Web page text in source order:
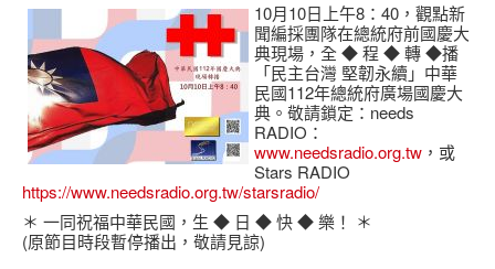
10月10日上午8：40，觀點新
聞編採團隊在總統府前國慶大
典現場，全 ◆ 程 ◆ 轉 ◆播
「民主台灣 堅韌永續」中華
民國112年總統府廣場國慶大
典。敬請鎖定：needs
RADIO：
www.needsradio.org.tw ，或
Stars RADIO
https://www.needsradio.org.tw/starsradio/
＊ 一同祝福中華民國，生 ◆ 日 ◆ 快 ◆ 樂！ ＊
(原節目時段暫停播出，敬請見諒)